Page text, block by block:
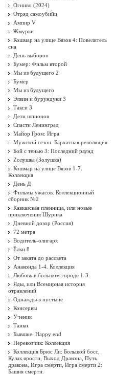
Огниво (2024)
Отряд самоубийц
Ампир V
Жмурки
Кошмар на улице Вязов 4: Повелитель
сна
День выборов
Бумер: Фильм второй
Мы из будущего 2
Бумер
Мы из будущего
Элвин и бурундуки 3
Такси 3
Дети шпионов
Спасти Ленинград
Майор Гром: Игра
Мужской сезон. Бархатная революция
Бой с тенью 3: Последний раунд
Zолушка (Золушка)
Кошмар на улице Вязов 1-7.
Коллекция
День Д
Фильмы ужасов. Коллекционный
сборник №2
Кавказская пленница, или новые
приключения Шурика
Дневной дозор (Россия)
72 метра
Водитель-олигарх
Ёлки 8
От заката до рассвета
Анаконда 1-4. Коллекция
Любовь в большом городе 1-3
Яды, или Всемирная история
отравлений
Однажды в пустыне
Консервы
Ученик
Танки
Бывшие. Happy end
Перевозчик: Коллекция
Коллекция Брюс Ли: Большой босс,
Кулак ярости, Выход Дракона, Путь
дракона, Игра смерти, Игра смерти 2:
Башня смерти.